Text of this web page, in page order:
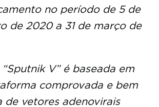
no período de 5 de
de 2020 a 31 de março de
V” é baseada em
comprovada e bem
de vetores adenovirais